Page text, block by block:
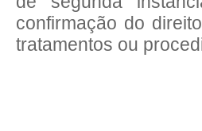
confirmação do
tratamentos ou